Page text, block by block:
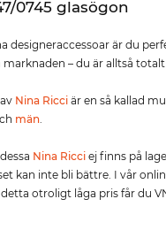
0745 glasögon
designeraccessoar är du
marknaden – du är alltså
Nina Ricci är en så kallad
män.
Nina Ricci ej finns på
kan inte bli bättre. I vår
detta otroligt låga pris får du